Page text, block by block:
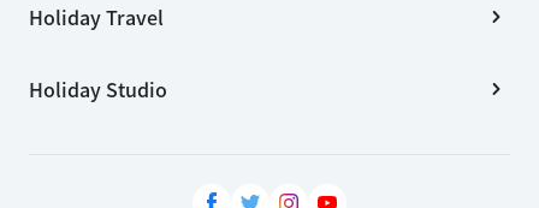
Holiday Travel
Holiday Studio